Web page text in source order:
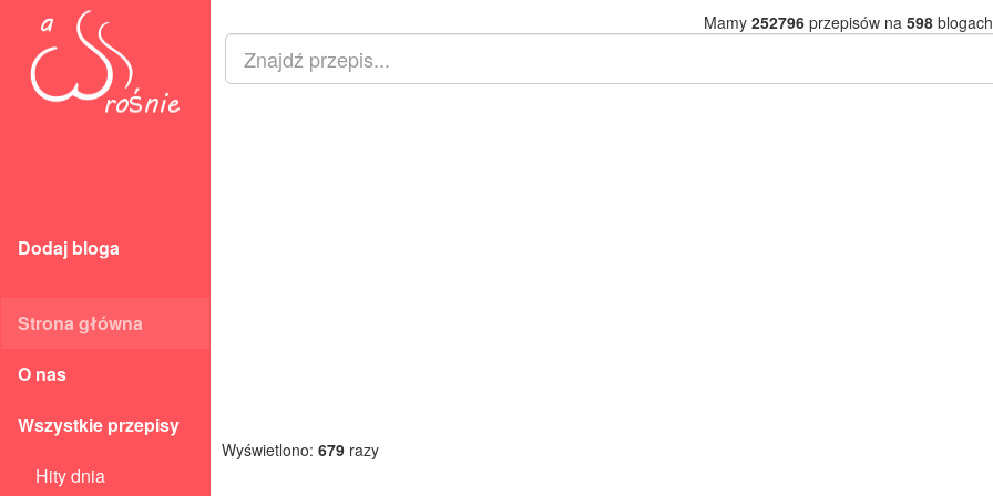
Dodaj bloga
Strona główna
O nas
Wszystkie przepisy
Hity dnia
Mamy 252796przepisów na 598
Wyświetlono: 679 razy